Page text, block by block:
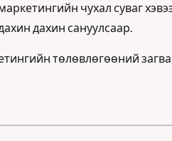
чухал суваг
дахин сануулсаар.
төлөвлөгөөний